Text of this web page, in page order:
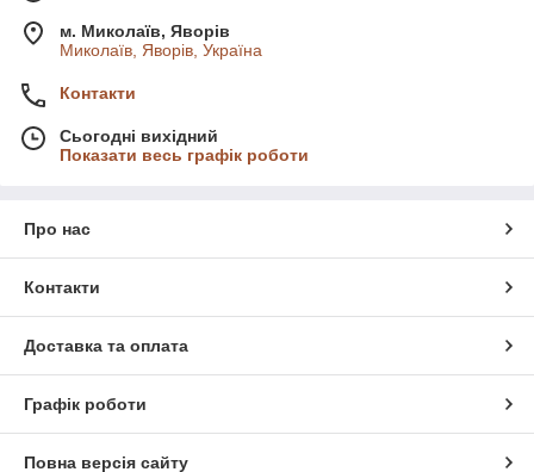
м. Миколаїв, Яворів
Миколаїв, Яворів, Україна
Контакти
Сьогодні вихідний
Показати весь графік роботи
Про нас
Контакти
Доставка та оплата
Графік роботи
Повна версія сайту